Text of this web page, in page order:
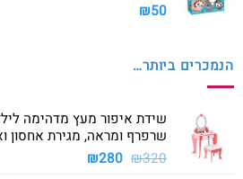
₪50
הנמכרים ביותר…
שידת איפור מעץ מדהימה
שרפרף ומראה, מגירת אחסון
₪320
המחיר
₪280 המחיר